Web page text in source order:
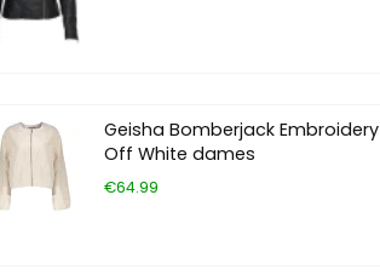
Geisha Bomberjack Embroidery
Off White dames
€64.99